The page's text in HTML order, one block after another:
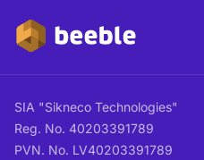
SIA "Sikneco Technologies"
Reg. No. 40203391789
PVN. No. LV40203391789